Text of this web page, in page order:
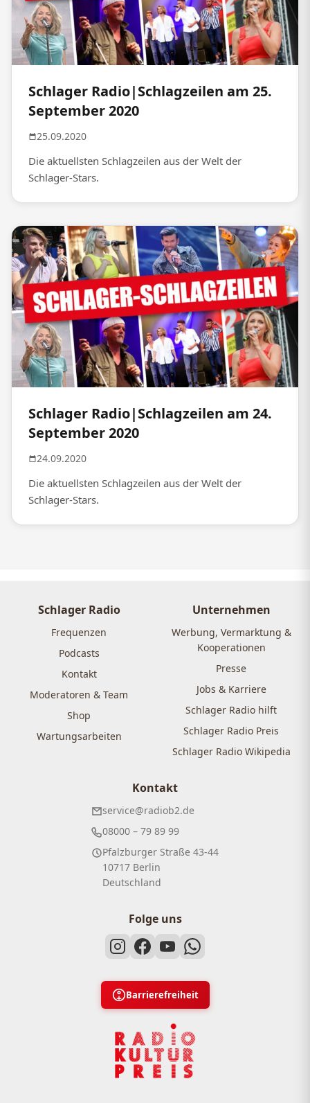
Schlager Radio|Schlagzeilen am 25.
September 2020
25.09.2020
Die aktuellsten Schlagzeilen aus der Welt der
Schlager-Stars.
Schlager Radio|Schlagzeilen am 24.
September 2020
24.09.2020
Die aktuellsten Schlagzeilen aus der Welt der
Schlager-Stars.
Schlager Radio
Frequenzen
Podcasts
Kontakt
Moderatoren & Team
Shop
Wartungsarbeiten
Unternehmen
Werbung, Vermarktung &
Kooperationen
Presse
Jobs & Karriere
Schlager Radio hilft
Schlager Radio Preis
Schlager Radio Wikipedia
Kontakt
service@radiob2.de
08000 – 79 89 99
Pfalzburger Straße 43-44
10717 Berlin
Deutschland
Folge uns
Barrierefreiheit